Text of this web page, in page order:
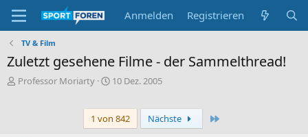
Anmelden Registrieren
TV & Film
Zuletzt gesehene Filme - der Sammelthread!
E
Professor Moriarty
E
t
e
10 Dez. 2005
1 von 842 Nächste